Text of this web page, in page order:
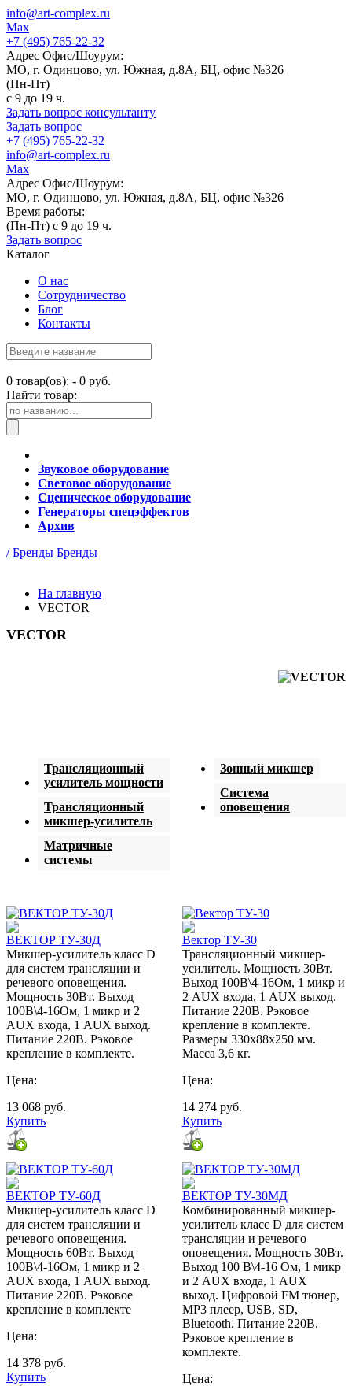
info@art-complex.ru
Max
+7 (495) 765-22-32
Адрес Офис/Шоурум:
МО, г. Одинцово, ул. Южная, д.8А, БЦ, офис №326
(Пн-Пт)
с 9 до 19 ч.
Задать вопрос консультанту
Задать вопрос
+7 (495) 765-22-32
info@art-complex.ru
Max
Адрес Офис/Шоурум:
МО, г. Одинцово, ул. Южная, д.8А, БЦ, офис №326
Время работы:
(Пн-Пт) с 9 до 19 ч.
Задать вопрос
Каталог
О нас
Сотрудничество
Блог
Контакты
0 товар(ов): - 0 руб.
Найти товар:
Звуковое оборудование
Световое оборудование
Сценическое оборудование
Генераторы спецэффектов
Архив
/ Бренды Бренды
На главную
VECTOR
VECTOR
Трансляционный
усилитель мощности
Трансляционный
микшер-усилитель
Матричные
системы
Зонный микшер
Система
оповещения
ВЕКТОР ТУ-30Д
Микшер-усилитель класс D
для систем трансляции и
речевого оповещения.
Мощность 30Вт. Выход
100В\4-16Ом, 1 микр и 2
AUX входа, 1 AUX выход.
Питание 220В. Рэковое
крепление в комплекте.
Цена:
13 068 руб.
Купить
Вектор ТУ-30
Трансляционный микшер-
усилитель. Мощность 30Вт.
Выход 100В\4-16Ом, 1 микр и
2 AUX входа, 1 AUX выход.
Питание 220В. Рэковое
крепление в комплекте.
Размеры 330х88х250 мм.
Масса 3,6 кг.
Цена:
14 274 руб.
Купить
ВЕКТОР ТУ-60Д
Микшер-усилитель класс D
для систем трансляции и
речевого оповещения.
Мощность 60Вт. Выход
100В\4-16Ом, 1 микр и 2
AUX входа, 1 AUX выход.
Питание 220В. Рэковое
крепление в комплекте
Цена:
14 378 руб.
Купить
ВЕКТОР ТУ-30МД
Комбинированный микшер-
усилитель класс D для систем
трансляции и речевого
оповещения. Мощность 30Вт.
Выход 100 В\4-16 Ом, 1 микр
и 2 AUX входа, 1 AUX
выход. Цифровой FM тюнер,
MP3 плеер, USB, SD,
Bluetooth. Питание 220В.
Рэковое крепление в
комплекте.
Цена: